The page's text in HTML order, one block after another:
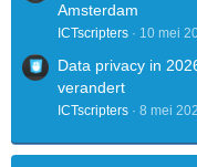
Amsterdam
ICTscripters 10 mei
Data privacy in
verandert
ICTscripters 8 mei